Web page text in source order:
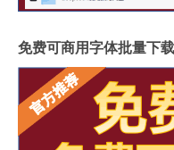
免费可商用字体批量下载